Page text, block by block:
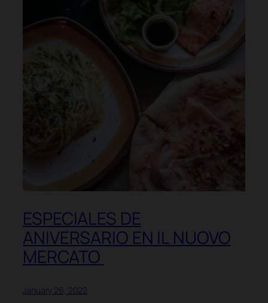
ESPECIALES DE
ANIVERSARIO EN IL NUOVO
MERCATO
January 26, 2022